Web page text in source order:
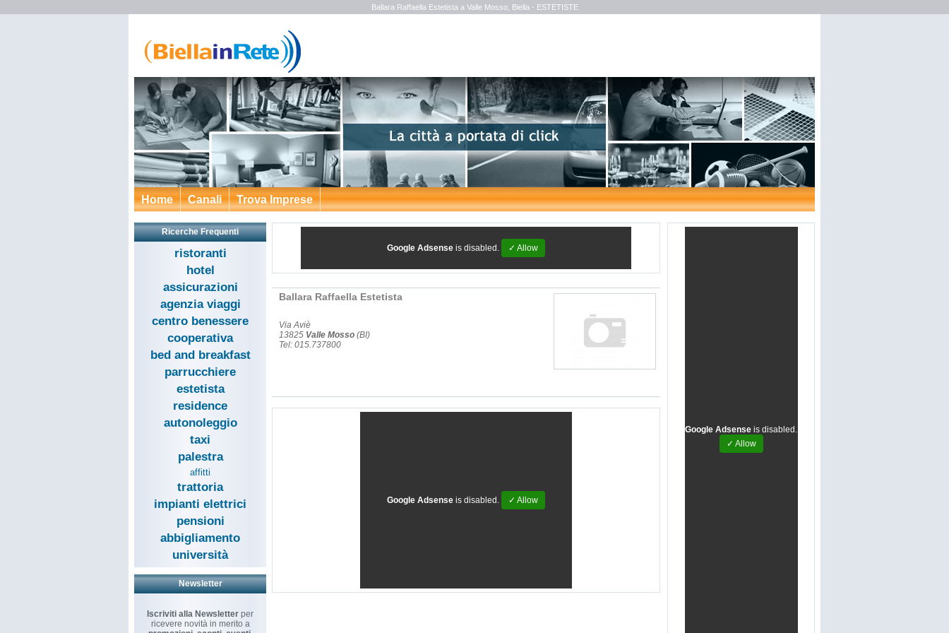
Ballara Raffaella Estetista a Valle Mosso, Biella - ESTETISTE
Home Canali Trova Imprese
Ricerche Frequenti
ristoranti
hotel
assicurazioni
agenzia viaggi
centro benessere
cooperativa
bed and breakfast
parrucchiere
estetista
residence
autonoleggio
taxi
palestra
affitti
trattoria
impianti elettrici
pensioni
abbigliamento
università
Newsletter
Iscriviti alla Newsletter per
ricevere novità in merito a
Google Adsense is disabled. ✓ Allow
Ballara Raffaella Estetista
Via Aviè
13825 Valle Mosso (BI)
Tel: 015.737800
Google Adsense is disabled. ✓ Allow
Google Adsense is disabled.
✓ Allow